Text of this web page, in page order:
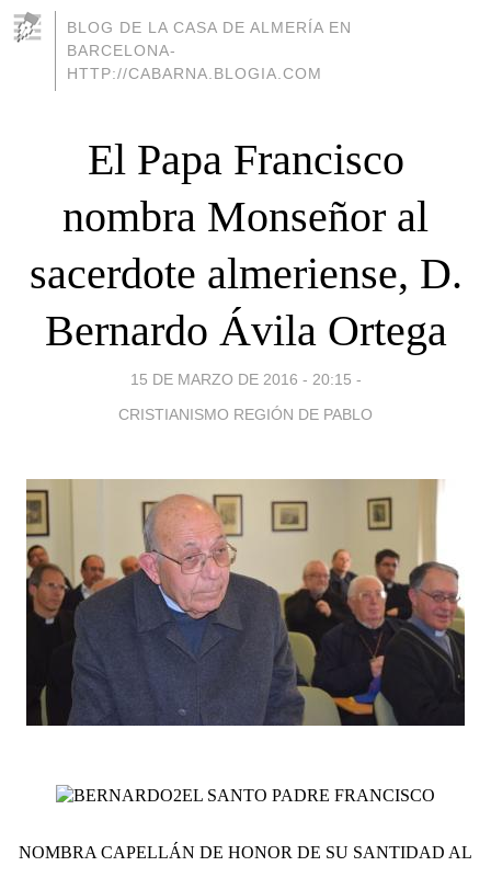
BLOG DE LA CASA DE ALMERÍA EN
BARCELONA-
HTTP://CABARNA.BLOGIA.COM
El Papa Francisco
nombra Monseñor al
sacerdote almeriense, D.
Bernardo Ávila Ortega
15 DE MARZO DE 2016 - 20:15 -
CRISTIANISMO REGIÓN DE PABLO
EL SANTO PADRE FRANCISCO
NOMBRA CAPELLÁN DE HONOR DE SU SANTIDAD AL